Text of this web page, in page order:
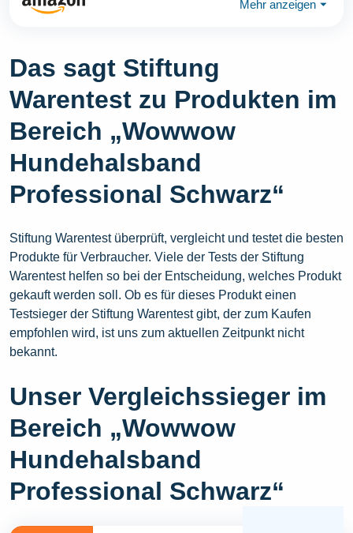
Mehr anzeigen ⏷
Das sagt Stiftung
Warentest zu Produkten im
Bereich „Wowwow
Hundehalsband
Professional Schwarz“
Stiftung Warentest überprüft, vergleicht und testet die besten
Produkte für Verbraucher. Viele der Tests der Stiftung
Warentest helfen so bei der Entscheidung, welches Produkt
gekauft werden soll. Ob es für dieses Produkt einen
Testsieger der Stiftung Warentest gibt, der zum Kaufen
empfohlen wird, ist uns zum aktuellen Zeitpunkt nicht
bekannt.
Unser Vergleichssieger im
Bereich „Wowwow
Hundehalsband
Professional Schwarz“